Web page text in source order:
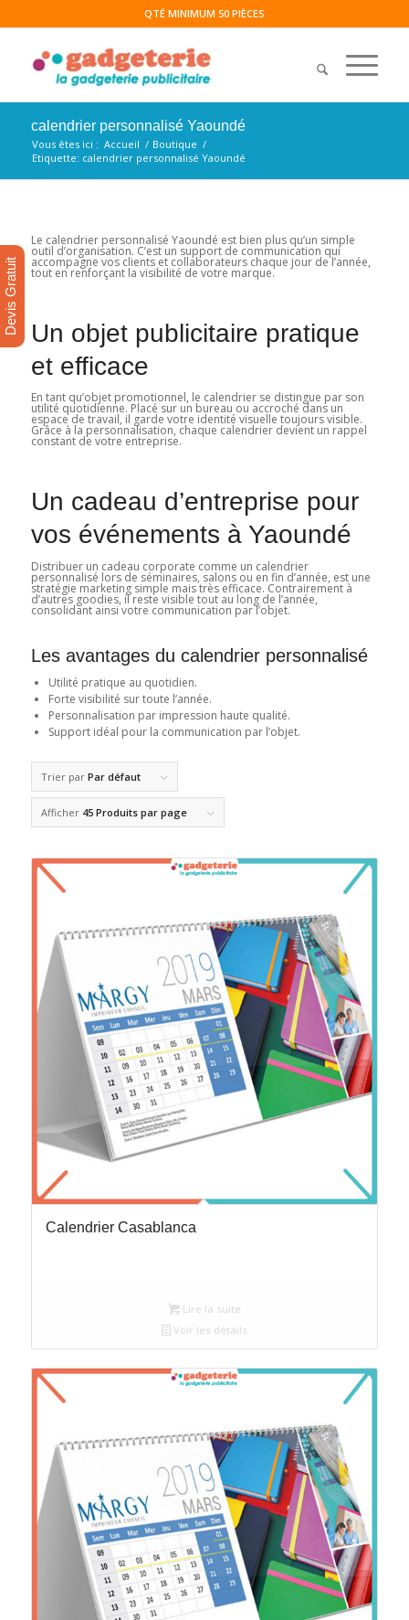
QTÉ MINIMUM 50 PIÈCES
calendrier personnalisé Yaoundé
Vous êtes ici : Accueil / Boutique /
Etiquette: calendrier personnalisé Yaoundé
Le calendrier personnalisé Yaoundé est bien plus qu’un simple
outil d’organisation. C’est un support de communication qui
accompagne vos clients et collaborateurs chaque jour de l’année,
tout en renforçant la visibilité de votre marque.
Un objet publicitaire pratique
et efficace
En tant qu’objet promotionnel, le calendrier se distingue par son
utilité quotidienne. Placé sur un bureau ou accroché dans un
espace de travail, il garde votre identité visuelle toujours visible.
Grâce à la personnalisation, chaque calendrier devient un rappel
constant de votre entreprise.
Un cadeau d’entreprise pour
vos événements à Yaoundé
Distribuer un cadeau corporate comme un calendrier
personnalisé lors de séminaires, salons ou en fin d’année, est une
stratégie marketing simple mais très efficace. Contrairement à
d’autres goodies, il reste visible tout au long de l’année,
consolidant ainsi votre communication par l’objet.
Les avantages du calendrier personnalisé
Utilité pratique au quotidien.
Forte visibilité sur toute l’année.
Personnalisation par impression haute qualité.
Support idéal pour la communication par l’objet.
Trier par Par défaut
Afficher 45 Produits par page
Calendrier Casablanca
Lire la suite
Voir les détails
Devis Gratuit